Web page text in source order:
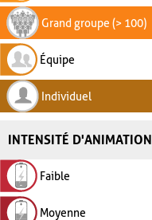
Grand groupe (> 100)
Équipe
Individuel
INTENSITÉ D'ANIMATION
Faible
Moyenne